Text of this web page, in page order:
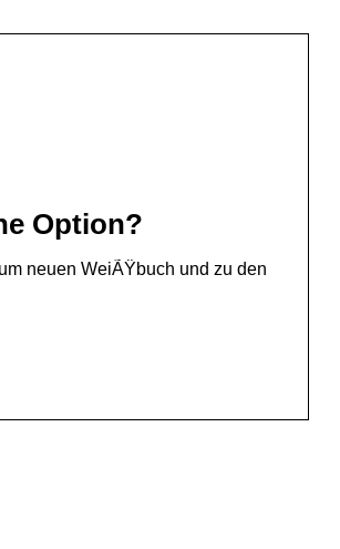
Option?
neuen WeiÃŸbuch und zu den